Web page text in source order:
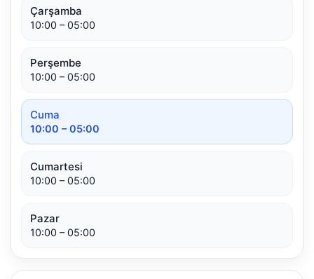
Çarşamba
10:00 – 05:00
Perşembe
10:00 – 05:00
Cuma
10:00 – 05:00
Cumartesi
10:00 – 05:00
Pazar
10:00 – 05:00